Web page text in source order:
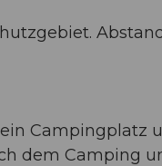
Campingplatz
dem Camping